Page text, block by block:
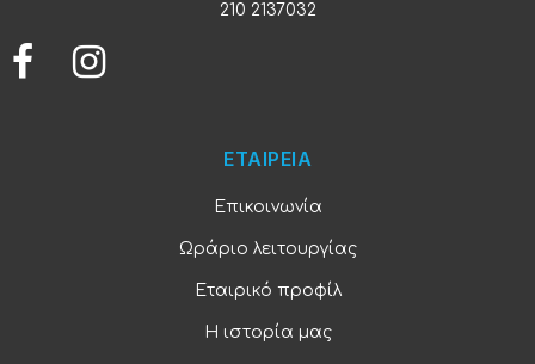
210 2137032
ΕΤΑΙΡΕΙΑ
Επικοινωνία
Ωράριο λειτουργίας
Εταιρικό προφίλ
Η ιστορία μας